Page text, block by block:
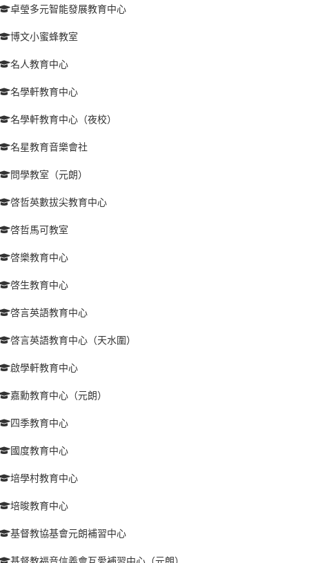
卓瑩多元智能發展教育中心
博文小蜜蜂教室
名人教育中心
名學軒教育中心
名學軒教育中心（夜校）
名星教育音樂會社
問學教室（元朗）
啓哲英數拔尖教育中心
啓哲馬可教室
啓樂教育中心
啓生教育中心
啓言英語教育中心
啓言英語教育中心（天水圍）
啟學軒教育中心
嘉勳教育中心（元朗）
四季教育中心
國度教育中心
培學村教育中心
培晙教育中心
基督教協基會元朗補習中心
基督教福音信義會互愛補習中心（元朗）